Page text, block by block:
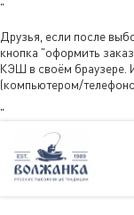
"
Друзья, если после
кнопка "оформить
КЭШ в своём браузере.
(компьютером/
"